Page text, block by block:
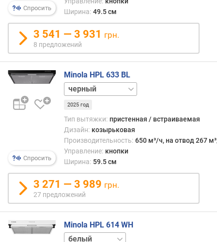
ь
ш
у
м
а
(
Б
к
е
с
в
о
Спросить
Ширина: 49.5 см
3 541 — 3 931 грн.
8 предложений
Спросить
Minola HPL 633 BL
белый
коричневый
нержавейка
слоновая
кость
2025 год
Тип вытяжки: пристенная / встраиваемая
Дизайн: козырьковая
Производительность: 650 м³/ч, на отвод 267
Управление: кнопки
Ширина: 59.5 см
3 271 — 3 989 грн.
27 предложений
Minola HPL 614 WH
нержавейка